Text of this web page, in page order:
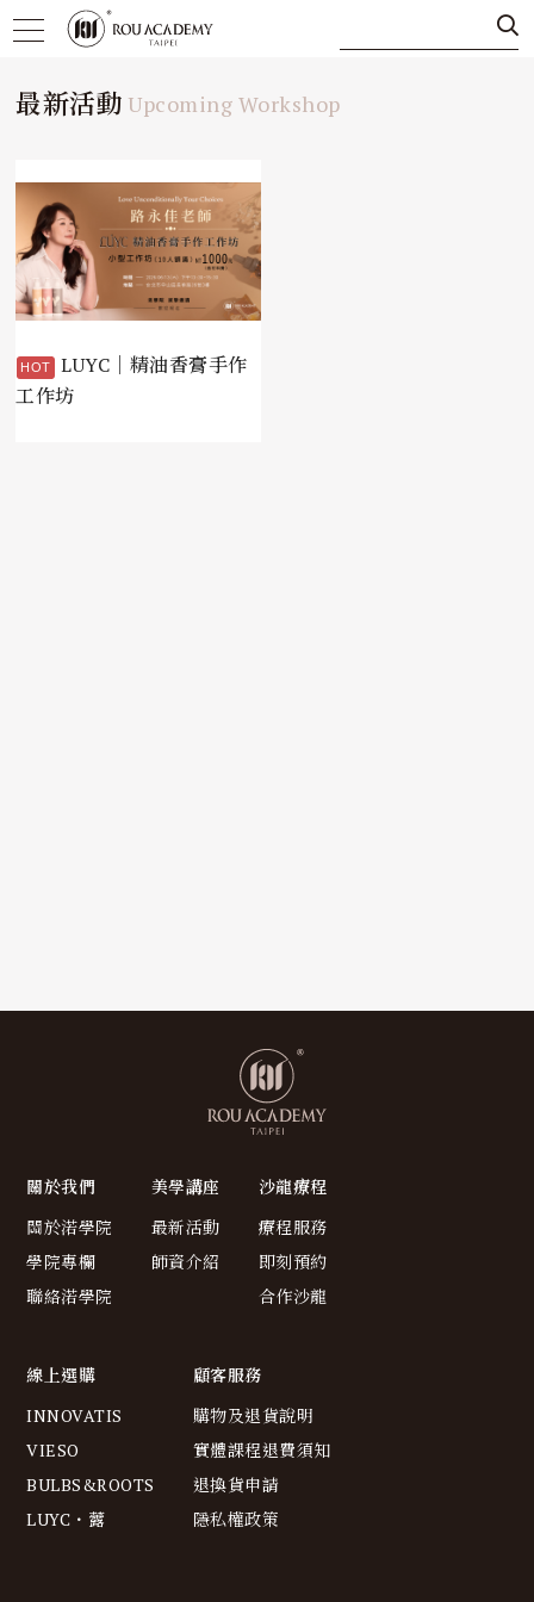
最新活動 Upcoming Workshop
LUYC｜精油香膏手作
工作坊
關於我們
關於渃學院
學院專欄
聯絡渃學院
美學講座
最新活動
師資介紹
沙龍療程
療程服務
即刻預約
合作沙龍
線上選購
INNOVATIS
VIESO
BULBS&ROOTS
LUYC・虂
顧客服務
購物及退貨說明
實體課程退費須知
退換貨申請
隱私權政策